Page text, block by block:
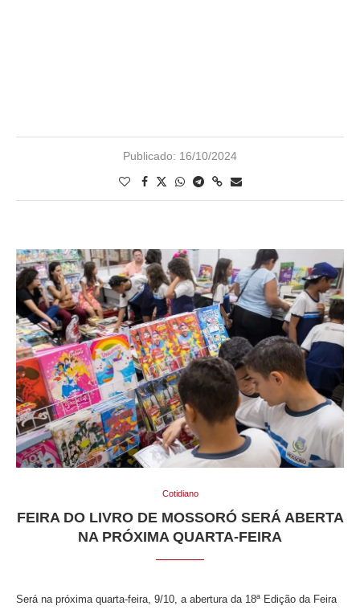
Publicado: 16/10/2024
Cotidiano
FEIRA DO LIVRO DE MOSSORÓ SERÁ ABERTA
NA PRÓXIMA QUARTA-FEIRA
Será na próxima quarta-feira, 9/10, a abertura da 18ª Edição da Feira